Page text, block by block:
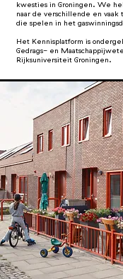
kwesties in Groningen. We
naar de verschillende en
die spelen in het
Het Kennisplatform is
Gedrags- en
Rijksuniversiteit Groningen.